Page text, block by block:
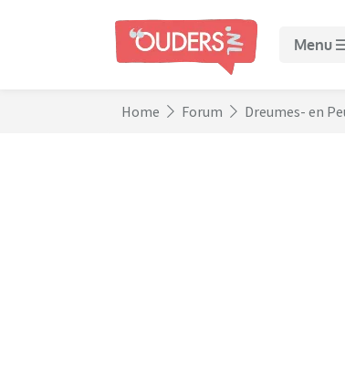
Menu
Home Forum Dreumes- en